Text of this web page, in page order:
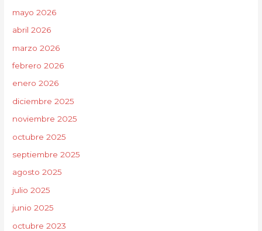
mayo 2026
abril 2026
marzo 2026
febrero 2026
enero 2026
diciembre 2025
noviembre 2025
octubre 2025
septiembre 2025
agosto 2025
julio 2025
junio 2025
octubre 2023